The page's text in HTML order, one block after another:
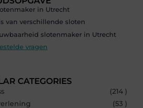
in Utrecht
van verschillende sloten
slotenmaker in Utrecht
vragen
CATEGORIES
(214 )
(53 )